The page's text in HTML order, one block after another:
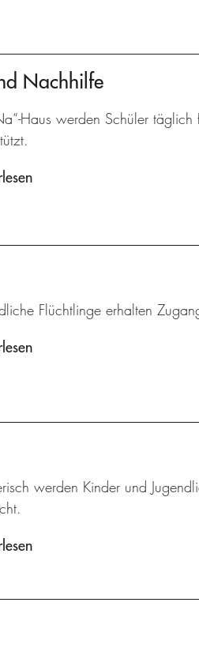
Nachhilfe
Haus werden Schüler
Flüchtlinge erhalten
werden Kinder und